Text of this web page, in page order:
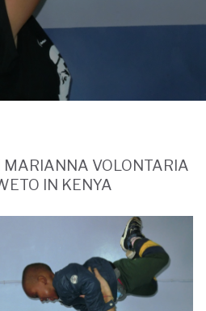
VOLONTARIA
IN KENYA